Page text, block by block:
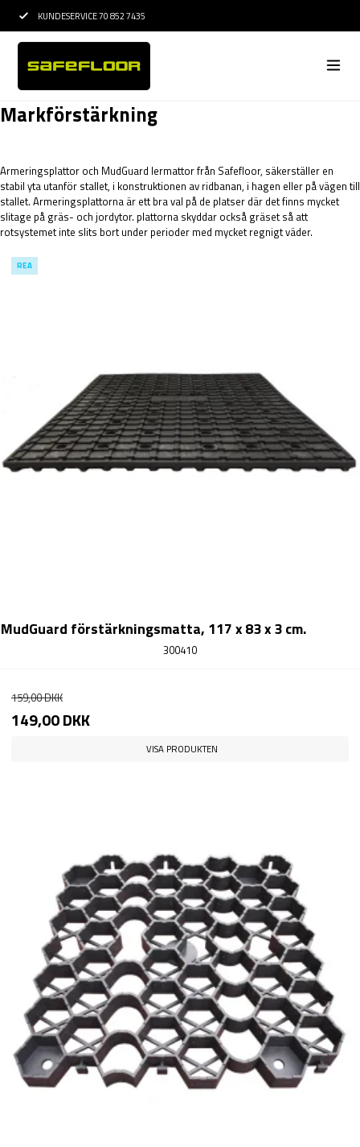
KUNDESERVICE 70 852 7435
Markförstärkning
Armeringsplattor och MudGuard lermattor från Safefloor, säkerställer en
stabil yta utanför stallet, i konstruktionen av ridbanan, i hagen eller på vägen till
stallet. Armeringsplattorna är ett bra val på de platser där det finns mycket
slitage på gräs- och jordytor. plattorna skyddar också gräset så att
rotsystemet inte slits bort under perioder med mycket regnigt väder.
REA
MudGuard förstärkningsmatta, 117 x 83 x 3 cm.
300410
159,00 DKK
149,00 DKK
VISA PRODUKTEN